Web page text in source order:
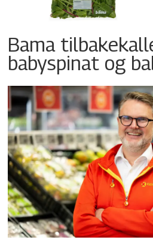
Bama
babyspinat og